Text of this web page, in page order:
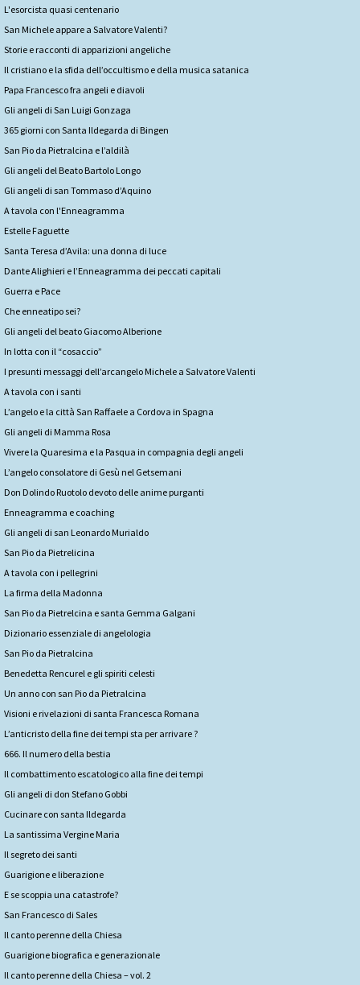
L'esorcista quasi centenario
San Michele appare a Salvatore Valenti?
Storie e racconti di apparizioni angeliche
Il cristiano e la sfida dell’occultismo e della musica satanica
Papa Francesco fra angeli e diavoli
Gli angeli di San Luigi Gonzaga
365 giorni con Santa Ildegarda di Bingen
San Pio da Pietralcina e l’aldilà
Gli angeli del Beato Bartolo Longo
Gli angeli di san Tommaso d’Aquino
A tavola con l'Enneagramma
Estelle Faguette
Santa Teresa d’Avila: una donna di luce
Dante Alighieri e l’Enneagramma dei peccati capitali
Guerra e Pace
Che enneatipo sei?
Gli angeli del beato Giacomo Alberione
In lotta con il “cosaccio”
I presunti messaggi dell’arcangelo Michele a Salvatore Valenti
A tavola con i santi
L’angelo e la città San Raffaele a Cordova in Spagna
Gli angeli di Mamma Rosa
Vivere la Quaresima e la Pasqua in compagnia degli angeli
L’angelo consolatore di Gesù nel Getsemani
Don Dolindo Ruotolo devoto delle anime purganti
Enneagramma e coaching
Gli angeli di san Leonardo Murialdo
San Pio da Pietrelicina
A tavola con i pellegrini
La firma della Madonna
San Pio da Pietrelcina e santa Gemma Galgani
Dizionario essenziale di angelologia
San Pio da Pietralcina
Benedetta Rencurel e gli spiriti celesti
Un anno con san Pio da Pietralcina
Visioni e rivelazioni di santa Francesca Romana
L’anticristo della fine dei tempi sta per arrivare ?
666. Il numero della bestia
Il combattimento escatologico alla fine dei tempi
Gli angeli di don Stefano Gobbi
Cucinare con santa Ildegarda
La santissima Vergine Maria
Il segreto dei santi
Guarigione e liberazione
E se scoppia una catastrofe?
San Francesco di Sales
Il canto perenne della Chiesa
Guarigione biografica e generazionale
Il canto perenne della Chiesa – vol. 2